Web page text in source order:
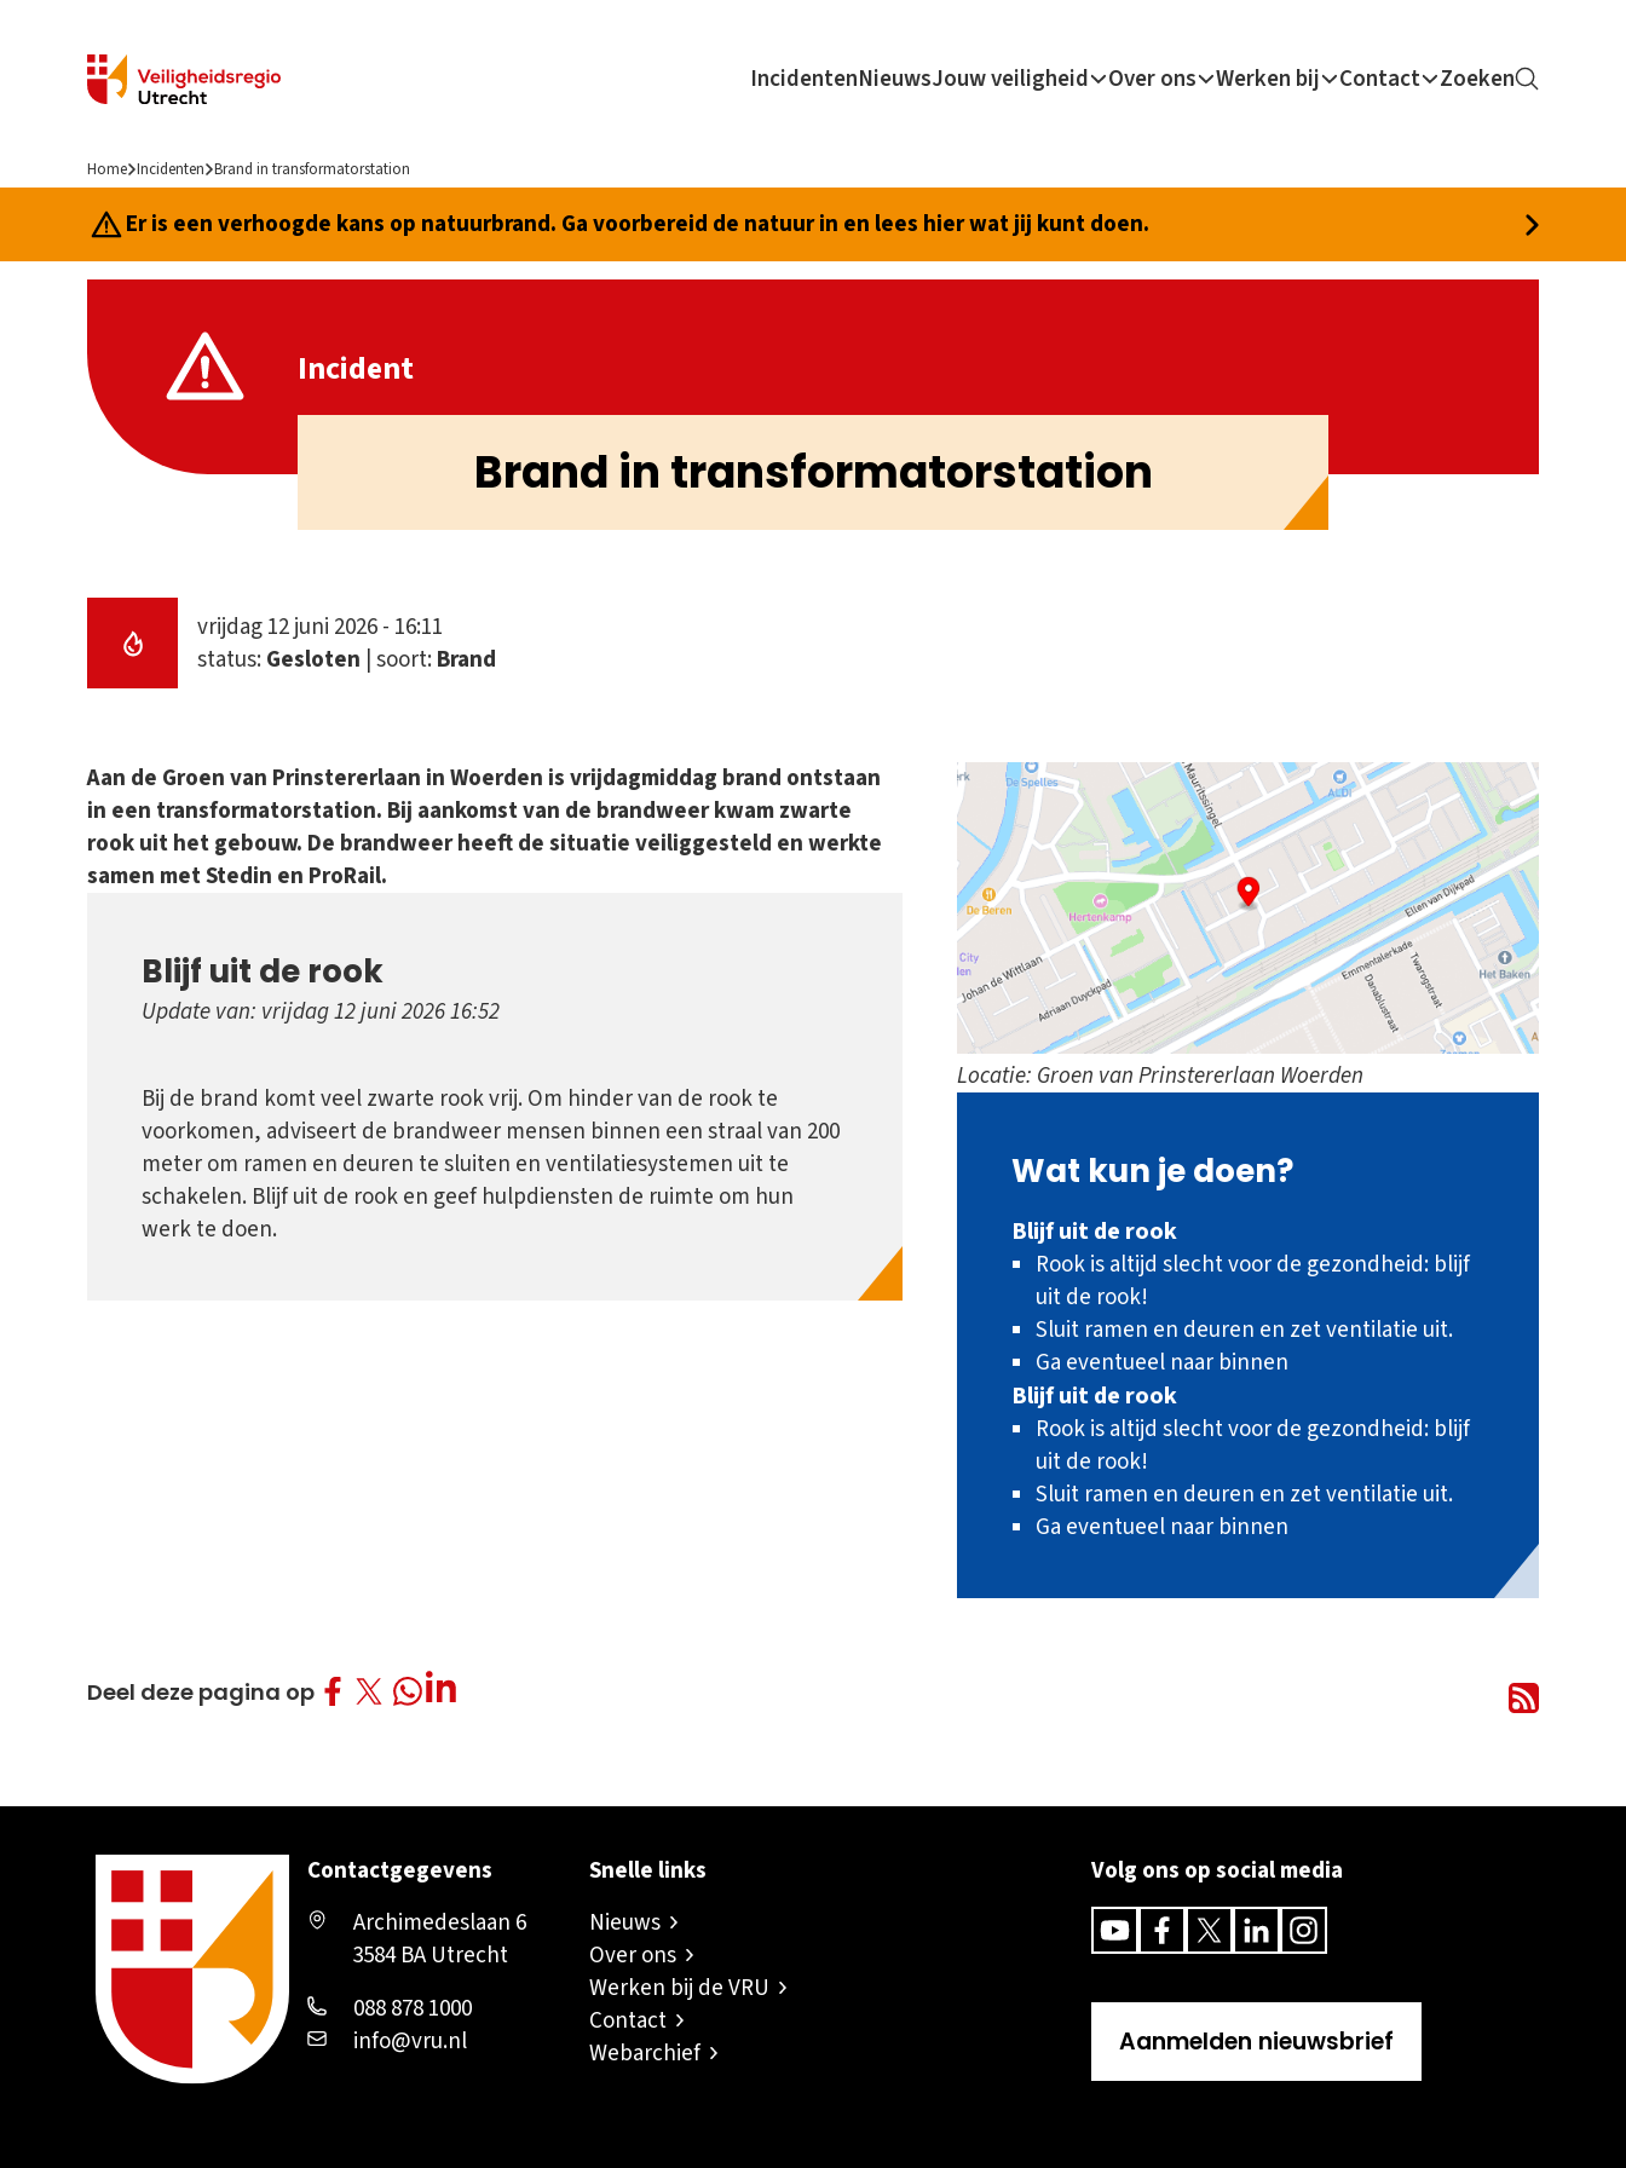
IncidentenNieuwsJouw veiligheid Over ons Werken bij Contact Zoeken
Home Incidenten Brand in transformatorstation
Er is een verhoogde kans op natuurbrand. Ga voorbereid de natuur in en lees hier wat jij kunt doen.
Incident
Brand in transformatorstation
vrijdag 12 juni 2026 - 16:11
status:Gesloten | soort:Brand
Aan de Groen van Prinstererlaan in Woerden is vrijdagmiddag brand ontstaan
in een transformatorstation. Bij aankomst van de brandweer kwam zwarte
rook uit het gebouw. De brandweer heeft de situatie veiliggesteld en werkte
samen met Stedin en ProRail.
Blijf uit de rook
Update van: vrijdag 12 juni 2026 16:52
Bij de brand komt veel zwarte rook vrij. Om hinder van de rook te
voorkomen, adviseert de brandweer mensen binnen een straal van 200
meter om ramen en deuren te sluiten en ventilatiesystemen uit te
schakelen. Blijf uit de rook en geef hulpdiensten de ruimte om hun
werk te doen.
Locatie: Groen van Prinstererlaan Woerden
Wat kun je doen?
Blijf uit de rook
Rook is altijd slecht voor de gezondheid: blijf
uit de rook!
Sluit ramen en deuren en zet ventilatie uit.
Ga eventueel naar binnen
Blijf uit de rook
Rook is altijd slecht voor de gezondheid: blijf
uit de rook!
Sluit ramen en deuren en zet ventilatie uit.
Ga eventueel naar binnen
Deel deze pagina opDeel op Facebook
Deel op Twitter
Deel op Whatsapp
Deel op LinkedIn
Contactgegevens
Archimedeslaan 6
3584 BA Utrecht
088 878 1000
info@vru.nl
Snelle links
Nieuws
Over ons
Werken bij de VRU
Contact
Webarchief
Volg ons op social media
YoutubeFacebookTwitterLinkedinInstagram
Aanmelden nieuwsbrief